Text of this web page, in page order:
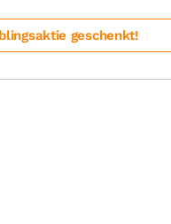
geschenkt!